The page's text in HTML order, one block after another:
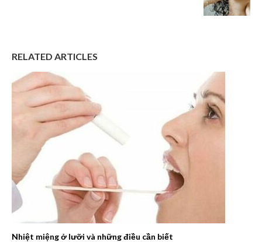
RELATED ARTICLES
Nhiệt miệng ở lưỡi và những điều cần biết